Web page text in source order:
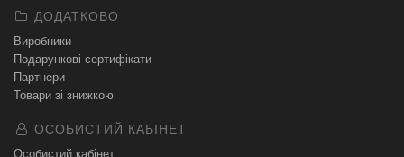
ДОДАТКОВО
Виробники
Подарункові сертифікати
Партнери
Товари зі знижкою
ОСОБИСТИЙ КАБІНЕТ
Особистий кабінет